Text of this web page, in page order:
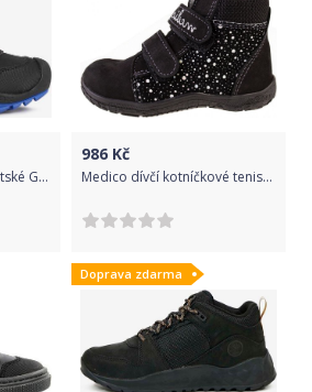
New Savage Tenisky dětské Geox | Černá | Chlapecké | 31
986 Kč
Medico dívčí kotníčkové tenisky EX5002/M195 černá 24
Doprava zdarma